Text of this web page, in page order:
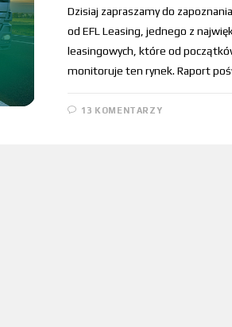
Dzisiaj zapraszamy do
od EFL Leasing, jednego z
leasingowych, które od
monitoruje ten rynek. Raport
13 KOMENTARZY